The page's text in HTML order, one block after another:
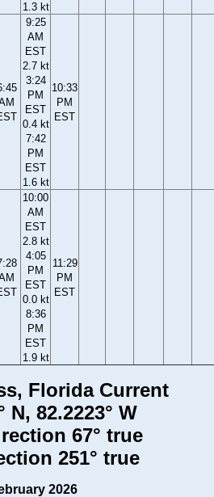
1.3 kt
9:25
AM
EST
2.7 kt
3:24
PM
EST
0.4 kt
7:42
PM
EST
1.6 kt
10:33
PM
EST
10:00
AM
EST
2.8 kt
4:05
PM
EST
0.0 kt
8:36
PM
EST
1.9 kt
11:29
PM
EST
Florida Current
N, 82.2223° W
67° true
251° true
2026